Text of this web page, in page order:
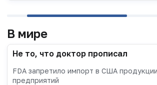
В мире
Не то, что доктор прописал
FDA запретило импорт в США
предприятий